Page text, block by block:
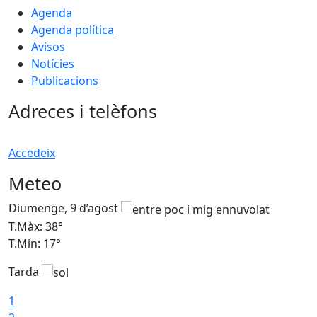
Agenda
Agenda política
Avisos
Notícies
Publicacions
Adreces i telèfons
Accedeix
Meteo
Diumenge, 9 d’agost
T.Màx: 38°
T.Min: 17°
Tarda
1